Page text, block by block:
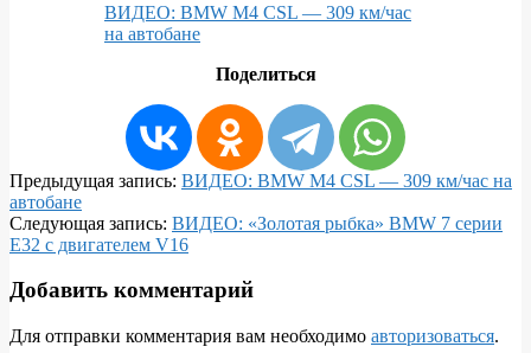
ВИДЕО: BMW M4 CSL — 309 км/час
на автобане
Поделиться
2022-
09-
25
Предыдущая запись: ВИДЕО: BMW M4 CSL — 309 км/час на
автобане
Следующая запись: ВИДЕО: «Золотая рыбка» BMW 7 серии
E32 с двигателем V16
Добавить комментарий
Для отправки комментария вам необходимо авторизоваться.